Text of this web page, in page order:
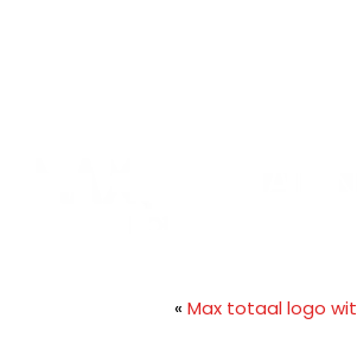
« Max totaal logo wit